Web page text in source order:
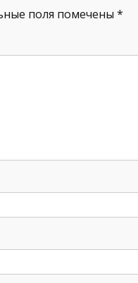
поля помечены *